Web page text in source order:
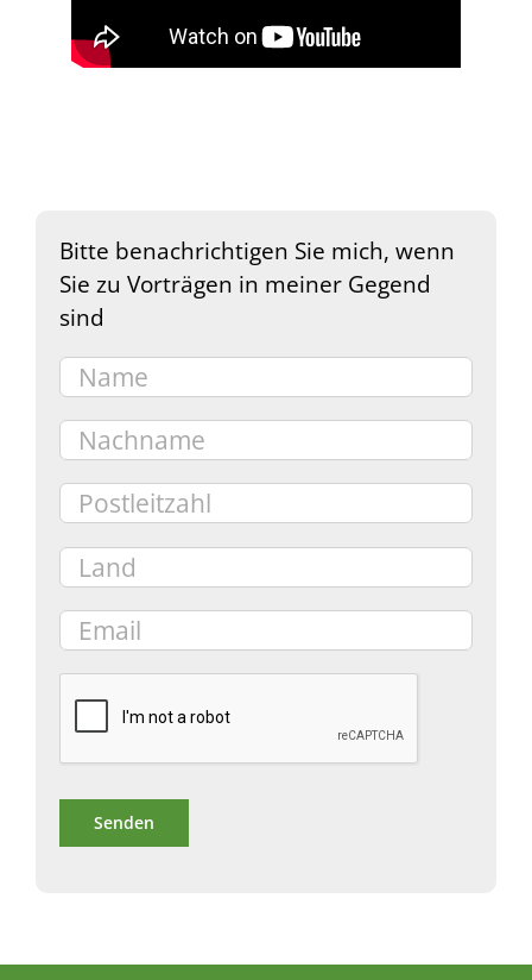
Bitte benachrichtigen Sie mich, wenn
Sie zu Vorträgen in meiner Gegend
sind